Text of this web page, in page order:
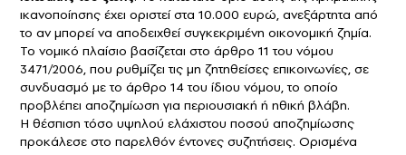
ικανοποίησης έχει οριστεί στα 10.000 ευρώ, ανεξάρτητα από
το αν μπορεί να αποδειχθεί συγκεκριμένη οικονομική ζημία.
Το νομικό πλαίσιο βασίζεται στο άρθρο 11 του νόμου
3471/2006, που ρυθμίζει τις μη ζητηθείσες επικοινωνίες, σε
συνδυασμό με το άρθρο 14 του ίδιου νόμου, το οποίο
προβλέπει αποζημίωση για περιουσιακή ή ηθική βλάβη.
Η θέσπιση τόσο υψηλού ελάχιστου ποσού αποζημίωσης
προκάλεσε στο παρελθόν έντονες συζητήσεις. Ορισμένα